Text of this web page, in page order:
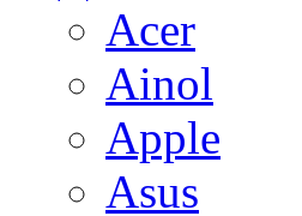
Acer
Ainol
Apple
Asus